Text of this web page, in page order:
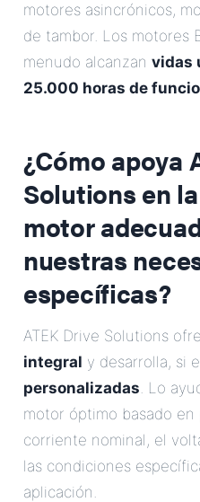
motores asincrónicos,
de tambor. Los motores
menudo alcanzan vidas
25.000 horas de
¿Cómo apoya
Solutions en
motor
nuestras
específicas?
ATEK Drive Solutions
integral y desarrolla, si
personalizadas. Lo
motor óptimo basado en
corriente nominal, el
las condiciones
aplicación.